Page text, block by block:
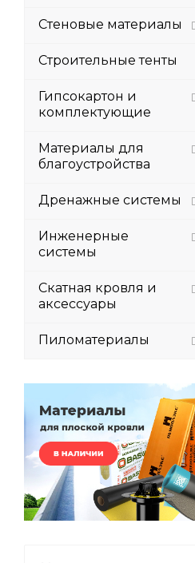
Стеновые материалы
Строительные тенты
Гипсокартон и
комплектующие
Материалы для
благоустройства
Дренажные системы
Инженерные
системы
Скатная кровля и
аксессуары
Пиломатериалы